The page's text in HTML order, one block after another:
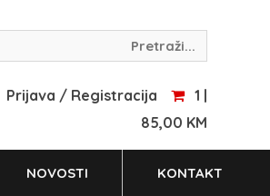
Prijava / Registracija
1 |
85,00 KM
NOVOSTI KONTAKT